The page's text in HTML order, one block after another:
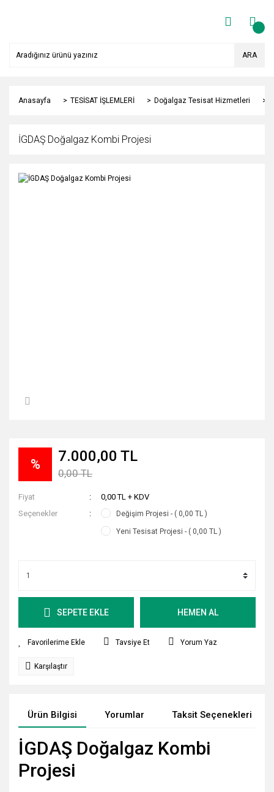
ARA
Anasayfa TESİSAT İŞLEMLERİ Doğalgaz Tesisat Hizmetleri
İGDAŞ Doğalgaz Kombi Projesi
% 7.000,00 TL
0,00 TL
Fiyat
0,00 TL + KDV
Seçenekler
Değişim Projesi - ( 0,00 TL )
Yeni Tesisat Projesi - ( 0,00 TL )
SEPETE EKLE HEMEN AL
Tavsiye Et Yorum Yaz
Karşılaştır
Ürün Bilgisi Yorumlar Taksit Seçenekleri
İGDAŞ Doğalgaz Kombi
Projesi